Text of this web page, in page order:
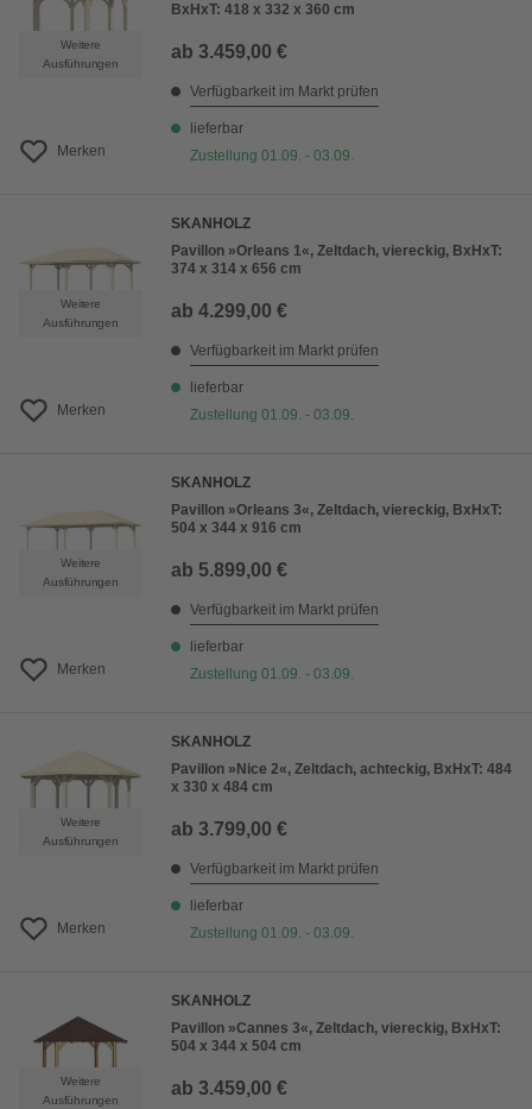
Weitere
Ausführungen
Merken
BxHxT: 418 x 332 x 360 cm
ab 3.459,00 €
Verfügbarkeit im Markt prüfen
lieferbar
Zustellung 01.09. - 03.09.
Weitere
Ausführungen
Merken
SKANHOLZ
Pavillon »Orleans 1«, Zeltdach, viereckig, BxHxT:
374 x 314 x 656 cm
ab 4.299,00 €
Verfügbarkeit im Markt prüfen
lieferbar
Zustellung 01.09. - 03.09.
Weitere
Ausführungen
Merken
SKANHOLZ
Pavillon »Orleans 3«, Zeltdach, viereckig, BxHxT:
504 x 344 x 916 cm
ab 5.899,00 €
Verfügbarkeit im Markt prüfen
lieferbar
Zustellung 01.09. - 03.09.
Weitere
Ausführungen
Merken
SKANHOLZ
Pavillon »Nice 2«, Zeltdach, achteckig, BxHxT: 484
x 330 x 484 cm
ab 3.799,00 €
Verfügbarkeit im Markt prüfen
lieferbar
Zustellung 01.09. - 03.09.
Weitere
Ausführungen
SKANHOLZ
Pavillon »Cannes 3«, Zeltdach, viereckig, BxHxT:
504 x 344 x 504 cm
ab 3.459,00 €